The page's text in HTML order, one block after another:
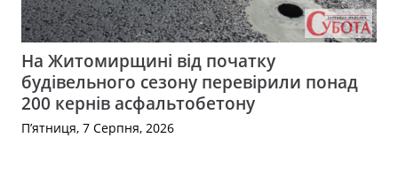
На Житомирщині від початку
будівельного сезону перевірили понад
200 кернів асфальтобетону
П’ятниця, 7 Серпня, 2026